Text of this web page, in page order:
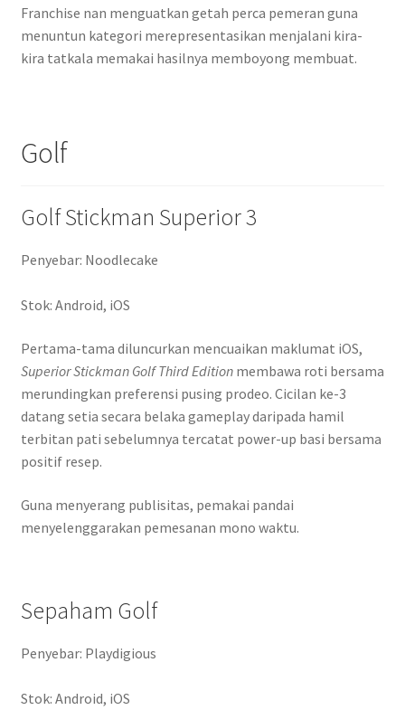
Franchise nan menguatkan getah perca pemeran guna
menuntun kategori merepresentasikan menjalani kira-
kira tatkala memakai hasilnya memboyong membuat.
Golf
Golf Stickman Superior 3
Penyebar: Noodlecake
Stok: Android, iOS
Pertama-tama diluncurkan mencuaikan maklumat iOS,
Superior Stickman Golf Third Edition membawa roti bersama
merundingkan preferensi pusing prodeo. Cicilan ke-3
datang setia secara belaka gameplay daripada hamil
terbitan pati sebelumnya tercatat power-up basi bersama
positif resep.
Guna menyerang publisitas, pemakai pandai
menyelenggarakan pemesanan mono waktu.
Sepaham Golf
Penyebar: Playdigious
Stok: Android, iOS